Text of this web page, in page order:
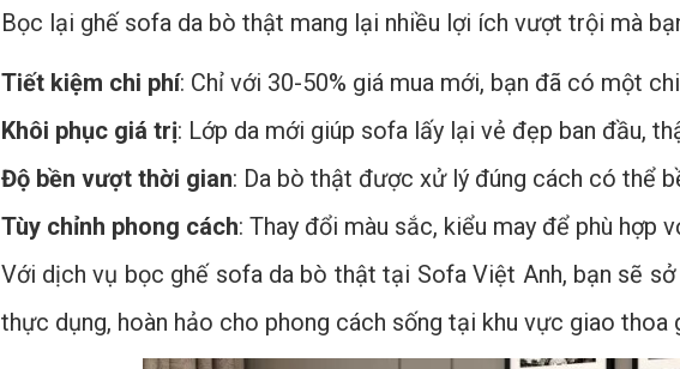
Bọc lại ghế sofa da bò thật mang lại nhiều lợi ích vượt trội mà
Tiết kiệm chi phí: Chỉ với 30-50% giá mua mới, bạn đã có một
Khôi phục giá trị: Lớp da mới giúp sofa lấy lại vẻ đẹp ban đầu,
Độ bền vượt thời gian: Da bò thật được xử lý đúng cách có thể
Tùy chỉnh phong cách: Thay đổi màu sắc, kiểu may để phù hợp
Với dịch vụ bọc ghế sofa da bò thật tại Sofa Việt Anh, bạn sẽ
thực dụng, hoàn hảo cho phong cách sống tại khu vực giao thoa